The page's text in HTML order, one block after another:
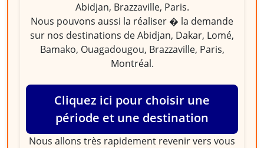
Abidjan, Brazzaville, Paris.
Nous pouvons aussi la réaliser � la demande
sur nos destinations de Abidjan, Dakar, Lomé,
Bamako, Ouagadougou, Brazzaville, Paris,
Montréal.
Cliquez ici pour choisir une
période et une destination
Nous allons très rapidement revenir vers vous